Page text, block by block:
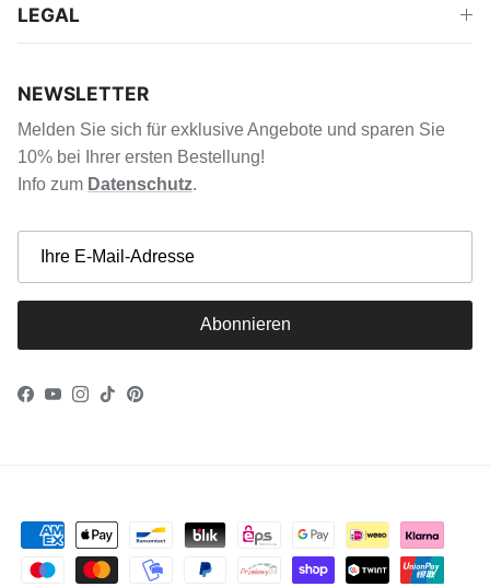
LEGAL
NEWSLETTER
Melden Sie sich für exklusive Angebote und sparen Sie
10% bei Ihrer ersten Bestellung!
Info zum Datenschutz.
Abonnieren
Facebook
YouTube
Instagram
TikTokPinterest